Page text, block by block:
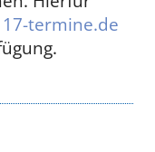
termine.de